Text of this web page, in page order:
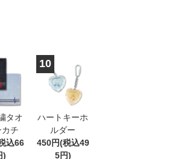
タオ
チ
込66
)
10
ハートキーホ
ルダー
450円(税込49
5円)